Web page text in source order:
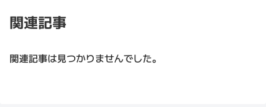
関連記事
関連記事は見つかりませんでした。